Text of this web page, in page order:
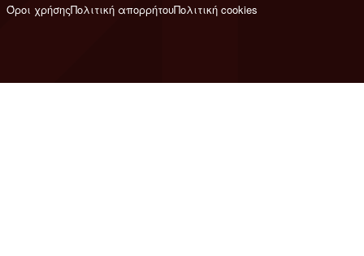
Όροι χρήσηςΠολιτική απορρήτουΠολιτική cookies